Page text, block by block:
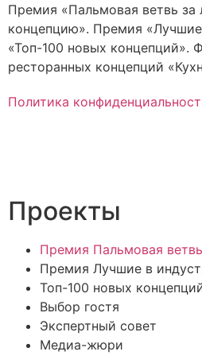
Премия «Пальмовая ветвь
концепцию». Премия
«Топ-100 новых концепций».
ресторанных концепций
Политика
Проекты
Премия Пальмовая ветвь
Премия Лучшие в
Топ-100 новых
Выбор гостя
Экспертный совет
Медиа-жюри